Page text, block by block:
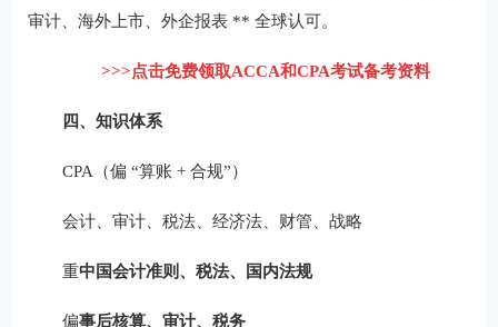
审计、海外上市、外企报表 ** 全球认可。
>>>点击免费领取ACCA和CPA考试备考资料
四、知识体系
CPA（偏 “算账 + 合规”）
会计、审计、税法、经济法、财管、战略
重中国会计准则、税法、国内法规
偏事后核算、审计、税务